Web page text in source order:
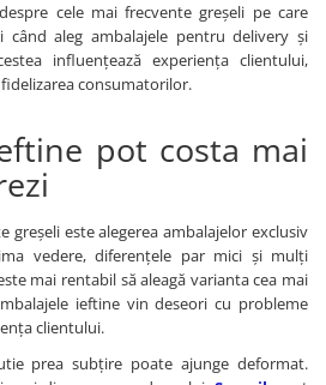
cele mai frecvente greșeli pe care
când aleg ambalajele pentru delivery și
influențează experiența clientului,
consumatorilor.
pot costa mai
greșeli este alegerea ambalajelor exclusiv
vedere, diferențele par mici și mulți
mai rentabil să aleagă varianta cea mai
ieftine vin deseori cu probleme
clientului.
prea subțire poate ajunge deformat.